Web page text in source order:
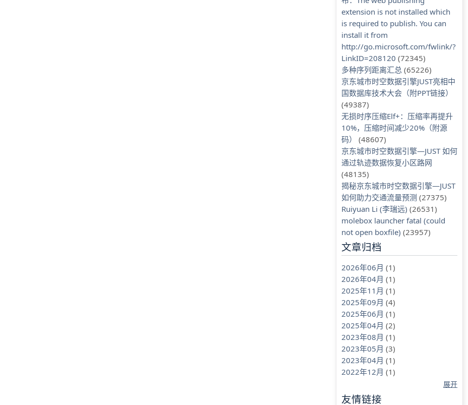
extension is not installed which
is required to publish. You can
install it from
http://go.microsoft.com/fwlink/?
LinkID=208120 (72345)
多种序列距离汇总 (65226)
京东城市时空数据引擎JUST亮相中
国数据库技术大会（附PPT链接）
(49387)
无损时序压缩Elf+：压缩率再提升
10%，压缩时间减少20%（附源
码）
(48607)
京东城市时空数据引擎—JUST 如何
通过轨迹数据恢复小区路网
(48135)
揭秘京东城市时空数据引擎—JUST
如何助力交通流量预测 (27375)
Ruiyuan Li (李瑞远) (26531)
molebox launcher fatal (could
not open boxfile) (23957)
文章归档
2026年06月 (1)
2026年04月 (1)
2025年11月 (1)
2025年09月 (4)
2025年06月 (1)
2025年04月 (2)
2023年08月 (1)
2023年05月 (3)
2023年04月 (1)
2022年12月 (1)
展开
友情链接